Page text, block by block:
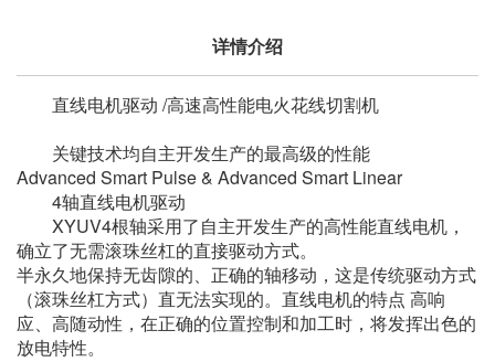
详情介绍
直线电机驱动 /高速高性能电火花线切割机
关键技术均自主开发生产的最高级的性能
Advanced Smart Pulse & Advanced Smart Linear
4轴直线电机驱动
XYUV4根轴采用了自主开发生产的高性能直线电机，
确立了无需滚珠丝杠的直接驱动方式。
半永久地保持无齿隙的、正确的轴移动，这是传统驱动方式
（滚珠丝杠方式）直无法实现的。直线电机的特点 高响
应、高随动性，在正确的位置控制和加工时，将发挥出色的
放电特性。